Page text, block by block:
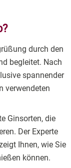
durch den
begleitet. Nach
spannender
verwendeten
Ginsorten, die
Der Experte
Ihnen, wie Sie
können.